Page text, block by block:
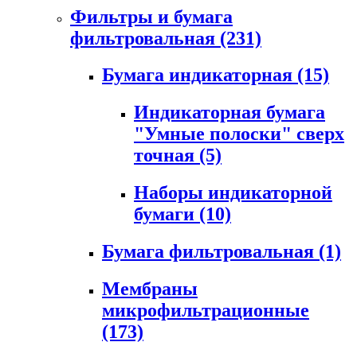
Фильтры и бумага
фильтровальная (231)
Бумага индикаторная (15)
Индикаторная бумага
"Умные полоски" сверх
точная (5)
Наборы индикаторной
бумаги (10)
Бумага фильтровальная (1)
Мембраны
микрофильтрационные
(173)